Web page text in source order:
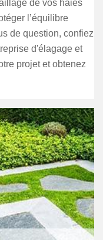
de vos haies
l’équilibre
de question, confiez
d'élagage et
projet et obtenez